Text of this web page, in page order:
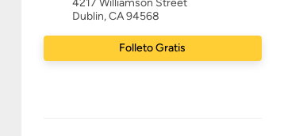
4217 Williamson Street
Dublin, CA 94568
Folleto Gratis